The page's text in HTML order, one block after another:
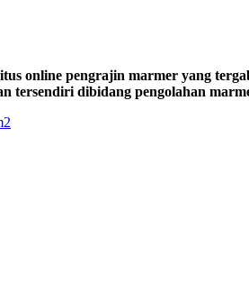
online pengrajin marmer yang
tersendiri dibidang pengolahan